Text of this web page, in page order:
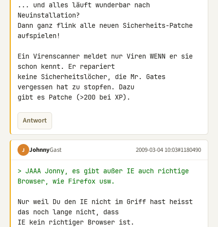
... und alles läuft wunderbar nach
Neuinstallation?
Dann ganz flink alle neuen Sicherheits-Patche
aufspielen!
Ein Virenscanner meldet nur Viren WENN er sie
schon kennt. Er repariert
keine Sicherheitslöcher, die Mr. Gates
vergessen hat zu stopfen. Dazu
gibt es Patche (>200 bei XP).
Antwort
J JohnnyGast 2009-03-04 10:03#1180490
> JAAA Jonny, es gibt außer IE auch richtige
Browser, wie Firefox usw.
Nur weil Du den IE nicht im Griff hast heisst
das noch lange nicht, dass
IE kein richtiger Browser ist.